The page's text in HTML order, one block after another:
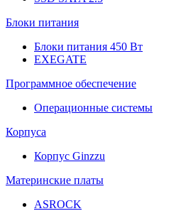
Блоки питания
Блоки питания 450 Вт
EXEGATE
Программное обеспечение
Операционные системы
Корпуса
Корпус Ginzzu
Материнские платы
ASROCK